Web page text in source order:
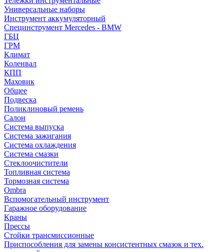
Универсальные наборы
Инструмент аккумуляторный
Специнструмент Mercedes - BMW
ГБЦ
ГРМ
Климат
Коленвал
КПП
Маховик
Общее
Подвеска
Поликлиновый ремень
Салон
Система выпуска
Система зажигания
Система охлаждения
Система смазки
Стеклоочистители
Топливная система
Тормозная система
Ombra
Вспомогательный инструмент
Гаражное оборудование
Краны
Прессы
Стойки трансмиссионные
Приспособления для замены консистентных смазок и тех.